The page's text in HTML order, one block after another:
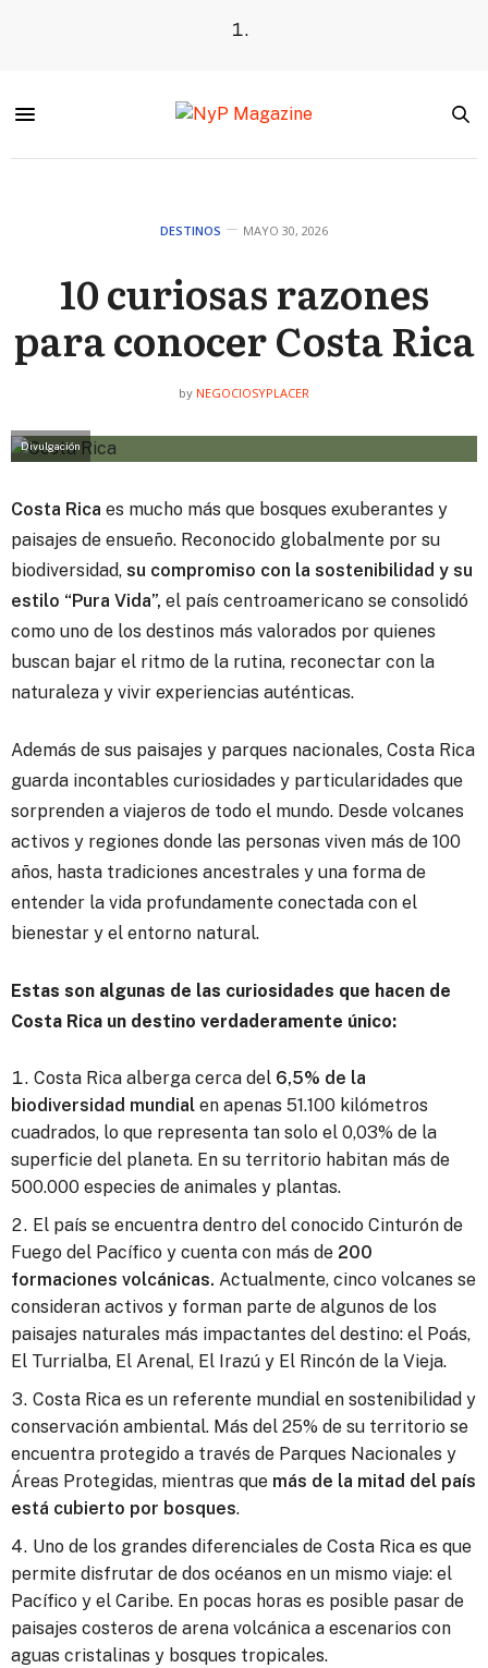
DESTINOS MAYO 30, 2026
10 curiosas razones
para conocer Costa Rica
by NEGOCIOSYPLACER
Divulgación
Costa Rica es mucho más que bosques exuberantes y
paisajes de ensueño. Reconocido globalmente por su
biodiversidad, su compromiso con la sostenibilidad y su
estilo “Pura Vida”, el país centroamericano se consolidó
como uno de los destinos más valorados por quienes
buscan bajar el ritmo de la rutina, reconectar con la
naturaleza y vivir experiencias auténticas.
Además de sus paisajes y parques nacionales, Costa Rica
guarda incontables curiosidades y particularidades que
sorprenden a viajeros de todo el mundo. Desde volcanes
activos y regiones donde las personas viven más de 100
años, hasta tradiciones ancestrales y una forma de
entender la vida profundamente conectada con el
bienestar y el entorno natural.
Estas son algunas de las curiosidades que hacen de
Costa Rica un destino verdaderamente único:
Costa Rica alberga cerca del 6,5% de la
biodiversidad mundial en apenas 51.100 kilómetros
cuadrados, lo que representa tan solo el 0,03% de la
superficie del planeta. En su territorio habitan más de
500.000 especies de animales y plantas.
El país se encuentra dentro del conocido Cinturón de
Fuego del Pacífico y cuenta con más de 200
formaciones volcánicas. Actualmente, cinco volcanes se
consideran activos y forman parte de algunos de los
paisajes naturales más impactantes del destino: el Poás,
El Turrialba, El Arenal, El Irazú y El Rincón de la Vieja.
Costa Rica es un referente mundial en sostenibilidad y
conservación ambiental. Más del 25% de su territorio se
encuentra protegido a través de Parques Nacionales y
Áreas Protegidas, mientras que más de la mitad del país
está cubierto por bosques.
Uno de los grandes diferenciales de Costa Rica es que
permite disfrutar de dos océanos en un mismo viaje: el
Pacífico y el Caribe. En pocas horas es posible pasar de
paisajes costeros de arena volcánica a escenarios con
aguas cristalinas y bosques tropicales.